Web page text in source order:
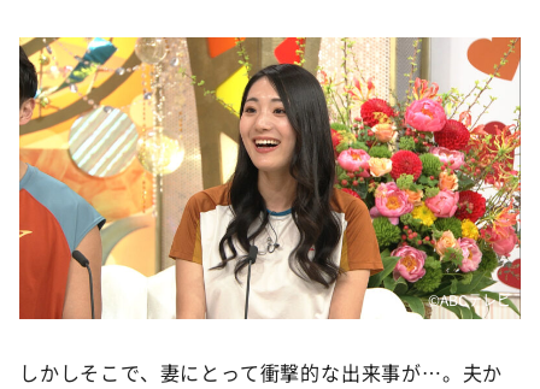
©️ABCテレビ
しかしそこで、妻にとって衝撃的な出来事が…。夫か